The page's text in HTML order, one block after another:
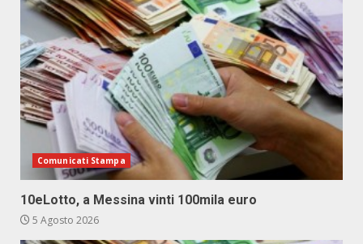
Comunicati Stampa
10eLotto, a Messina vinti 100mila euro
5 Agosto 2026